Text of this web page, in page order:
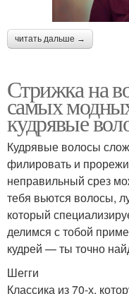
читать дальше →
Стрижка на
самых
кудрявые
Кудрявые волосы
филировать и
неправильный срез
тебя вьются волосы,
который
делимся с тобой
кудрей — ты точно
Шегги
Классика из 70-х,